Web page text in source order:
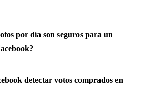
por día son seguros para un
detectar votos comprados en